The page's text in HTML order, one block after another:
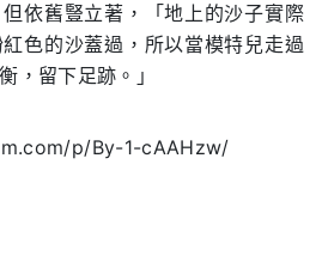
依舊豎立著，「地上的沙子實際
色的沙蓋過，所以當模特兒走過
，留下足跡。」
p/By-1-cAAHzw/